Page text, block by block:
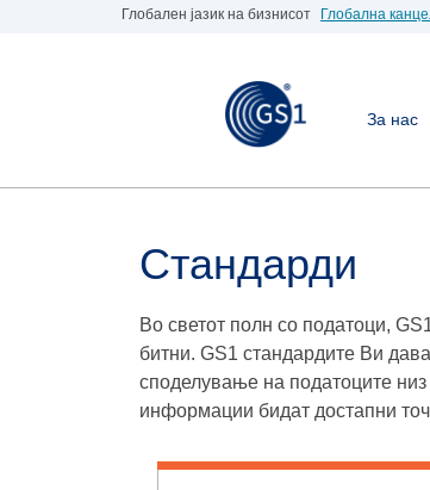
Глобален јазик на бизнисот Глобална
За нас
Стандарди
Во светот полн со податоци,
битни. GS1 стандардите Ви
споделување на податоците
информации бидат достапни